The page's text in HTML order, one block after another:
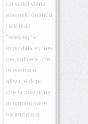
Lo script viene
eseguito quando
l'attributo
"seeking" è
impostata su true
per indicare che
la ricerca è
attiva, e dopo
che la posizione
di riproduzione
ha iniziato a